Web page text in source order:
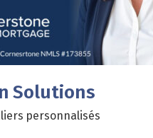
Solutions
personnalisés